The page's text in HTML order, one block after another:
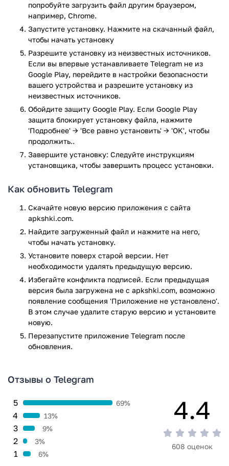
Получите доступ к своим сообщениям с любого вашего
устройства одновременно. Вы можете начать печатать
текст на компьютере, а закончить его и отправить со
смартфона.
Без ограничений
Передавайте любые файлы (фото, видео, документы и
другие) без ограничений по размеру и типу. Все данные
будут храниться в безопасности в облачном хранилище
Telegram.
Безопасно и надежно
Приложение обеспечивает максимальную безопасность
использовании. Вся информация шифруется с помощью
2048-битного шифрования RSA и безопасного обмена
ключами Диффи-Хеллмана. Компания заботится о своей
репутации, с уважением относится к конфиденциальности
пользователей, поэтому не предоставляет доступ к вашим
данным третьим лицам.
Возможности
Чаты могут иметь до 200 000 участников, можно
передавать файлы любого размера и типа, создавать
каналы, секретные приватные чаты и даже делать ботов
развлечения! Приложение просто прекрасно подойдет для
Наслаждайтесь
Telegram выполнен в удобном минималистическом стиле,
который не отвлекает и доставляет эстетическое
удовольствие при его использовании. Огромный набор
функций в купе с понятным и простым интерфейсом
удовлетворит любые ваши потребности. Абсолютно
попробуйте загрузить файл другим браузером,
например, Chrome.
Запустите установку. Нажмите на скачанный файл,
чтобы начать установку
Разрешите установку из неизвестных источников.
Если вы впервые устанавливаете Telegram не из
Google Play, перейдите в настройки безопасности
вашего устройства и разрешите установку из
неизвестных источников.
Обойдите защиту Google Play. Если Google Play
защита блокирует установку файла, нажмите
'Подробнее' → 'Все равно установить' → 'OK', чтобы
продолжить..
Завершите установку: Следуйте инструкциям
установщика, чтобы завершить процесс установки.
Как обновить Telegram
Скачайте новую версию приложения с сайта
apkshki.com.
Найдите загруженный файл и нажмите на него,
чтобы начать установку.
Установите поверх старой версии. Нет
необходимости удалять предыдущую версию.
Избегайте конфликта подписей. Если предыдущая
версия была загружена не с apkshki.com, возможно
появление сообщения 'Приложение не установлено'.
В этом случае удалите старую версию и установите
новую.
Перезапустите приложениe Telegram после
обновления.
Отзывы о Telegram
1 6%
2 3%
3 9%
4 13%
5 69% 4.4
608 оценок